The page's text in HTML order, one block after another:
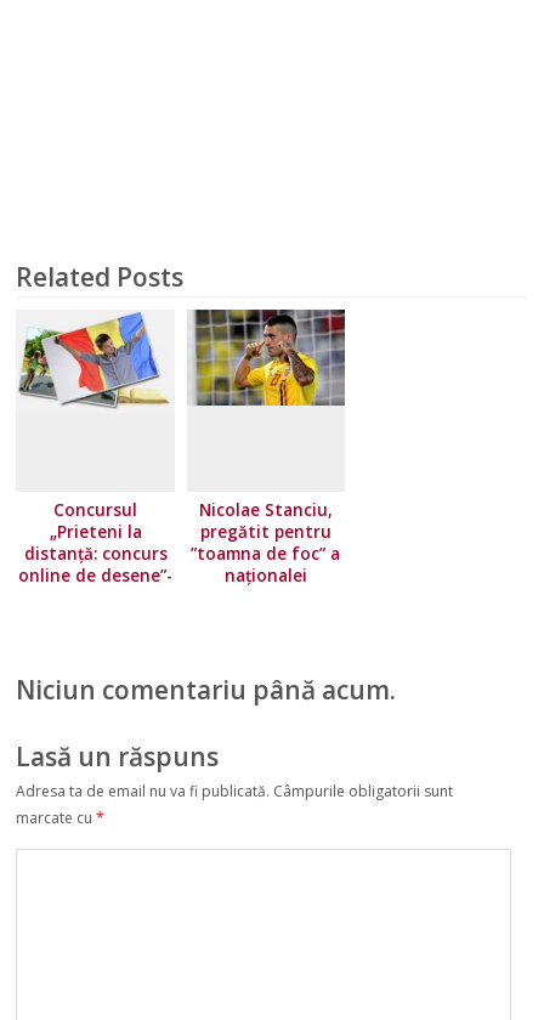
Related Posts
Concursul
„Prieteni la
distanță: concurs
online de desene”-
Nicolae Stanciu,
pregătit pentru
”toamna de foc” a
naționalei
Islanda
Niciun comentariu până acum.
Lasă un răspuns
Adresa ta de email nu va fi publicată. Câmpurile obligatorii sunt
marcate cu*